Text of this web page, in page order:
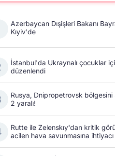
Azerbaycan Dışişleri Bakanı
Kıyiv'de
İstanbul'da Ukraynalı çocuklar
düzenlendi
Rusya, Dnipropetrovsk
2 yaralı!
Rutte ile Zelenskıy'dan kritik
acilen hava savunmasına